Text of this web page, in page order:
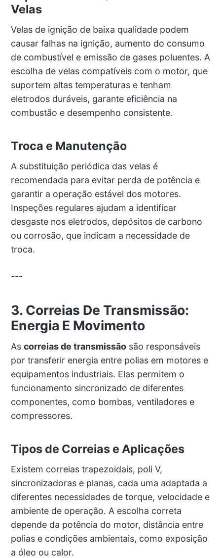
Velas
Velas de ignição de baixa qualidade podem
causar falhas na ignição, aumento do consumo
de combustível e emissão de gases poluentes. A
escolha de velas compatíveis com o motor, que
suportem altas temperaturas e tenham
eletrodos duráveis, garante eficiência na
combustão e desempenho consistente.
Troca e Manutenção
A substituição periódica das velas é
recomendada para evitar perda de potência e
garantir a operação estável dos motores.
Inspeções regulares ajudam a identificar
desgaste nos eletrodos, depósitos de carbono
ou corrosão, que indicam a necessidade de
troca.
---
3. Correias De Transmissão:
Energia E Movimento
As correias de transmissãosão responsáveis
por transferir energia entre polias em motores e
equipamentos industriais. Elas permitem o
funcionamento sincronizado de diferentes
componentes, como bombas, ventiladores e
compressores.
Tipos de Correias e Aplicações
Existem correias trapezoidais, poli V,
sincronizadoras e planas, cada uma adaptada a
diferentes necessidades de torque, velocidade e
ambiente de operação. A escolha correta
depende da potência do motor, distância entre
polias e condições ambientais, como exposição
a óleo ou calor.